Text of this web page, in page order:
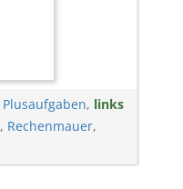
Plusaufgaben, links
, Rechenmauer,